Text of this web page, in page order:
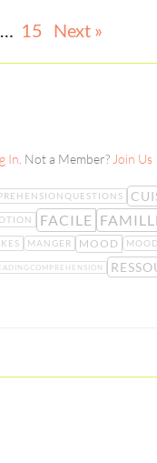
… 15 Next »
In . Not a Member? Join Us
FACILE
MANGER MOOD